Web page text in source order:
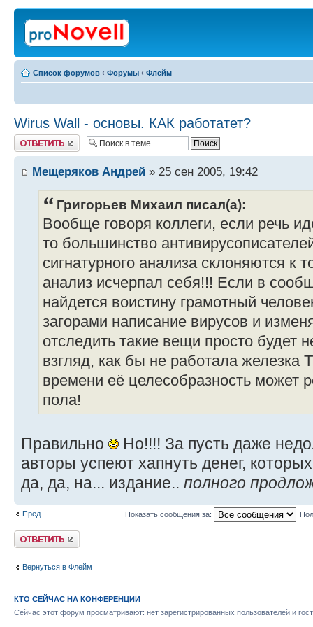
Список форумов ‹ Форумы ‹ Флейм
Wirus Wall - основы. КАК работатет?
Ответить
Мещеряков Андрей » 25 сен 2005, 19:42
Григорьев Михаил писал(а):
Вообще говоря коллеги, если речь
то большинство
сигнатурного анализа склоняются к
анализ исчерпал себя!!! Если в
найдется воистину грамотный
загорами написание вирусов и
отследить такие вещи просто будет
взгляд, как бы не работала железка
времени её целесобразность может
пола!
Правильно
Но!!!! За пусть даже
авторы успеют хапнуть денег,
да, да, на... издание.. полного
Пред. Показать сообщения за:
Ответить
Вернуться в Флейм
КТО СЕЙЧАС НА КОНФЕРЕНЦИИ
Сейчас этот форум просматривают: нет зарегистрированных пользователей и